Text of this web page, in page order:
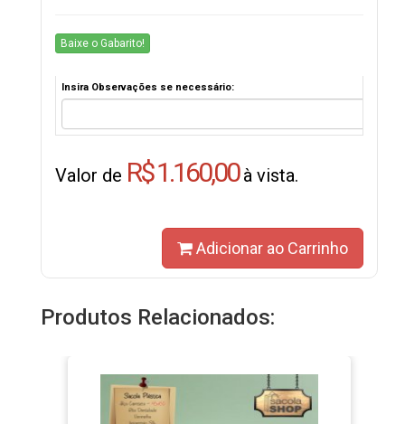
Baixe o Gabarito!
Insira Observações se necessário:
Valor de R$ 1.160,00à vista.
Adicionar ao Carrinho
Produtos Relacionados: